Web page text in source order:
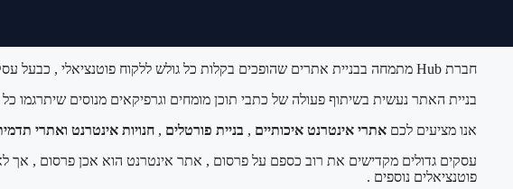
חברת Hub מתמחה בבניית אתרים שהופכים בקלות כל גולש ללקוח פוטנציאלי , כבעל עסק אנו בטוחים שזו המטרה שלך ואנו פה כדי להוביל אותך אל המטרה במהירות האפשרית .
בניית האתר נעשית בשיתוף פעולה של כתבי תוכן מומחים וגרפיקאים מנוסים
אנו מציעים לכם אתרי אינטרנט איכותיים , בניית פורטלים , חנויות אינטרנט ואתרי
עסקים גדולים מקדישים את רוב כספם על פרסום , אתר אינטרנט הוא אכן פרסום , אך
פוטנציאלים נוספים .